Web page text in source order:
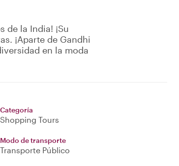
de la India! ¡Su
¡Aparte de Gandhi
en la moda
Categoría
Shopping Tours
Modo de transporte
Transporte Público